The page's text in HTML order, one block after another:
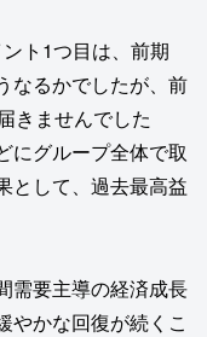
ト1つ目は、前期
なるかでしたが、前
きませんでした
にグループ全体で取
として、過去最高益
需要主導の経済成長
やかな回復が続くこ